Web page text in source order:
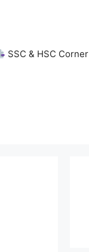
SSC & HSC Corner